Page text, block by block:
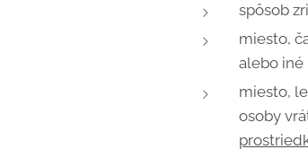
spôsob
miesto,
alebo iné
miesto,
osoby